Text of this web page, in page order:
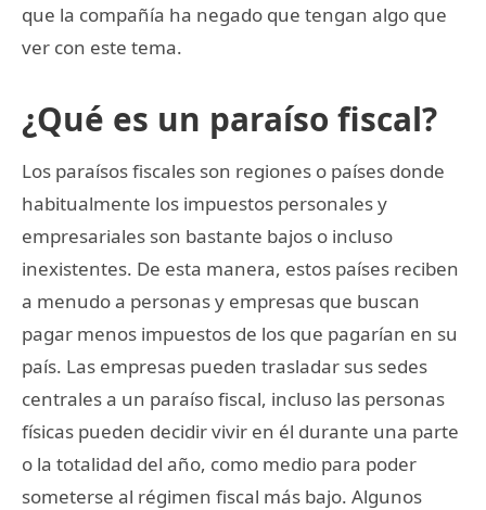
que la compañía ha negado que tengan algo que
ver con este tema.
¿Qué es un paraíso fiscal?
Los paraísos fiscales son regiones o países donde
habitualmente los impuestos personales y
empresariales son bastante bajos o incluso
inexistentes. De esta manera, estos países reciben
a menudo a personas y empresas que buscan
pagar menos impuestos de los que pagarían en su
país. Las empresas pueden trasladar sus sedes
centrales a un paraíso fiscal, incluso las personas
físicas pueden decidir vivir en él durante una parte
o la totalidad del año, como medio para poder
someterse al régimen fiscal más bajo. Algunos